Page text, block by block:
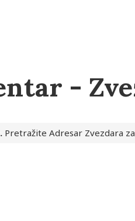
-
Pretražite Adresar Zvezdara